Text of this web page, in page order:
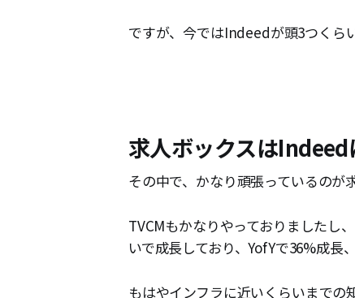
ですが、今ではIndeedが頭3つくら
求人ボックスは
その中で、かなり頑張っているのが
TVCMもかなりやっておりましたし
いで成長しており、YofYで36%成長
もはやインフラに近いくらいまで